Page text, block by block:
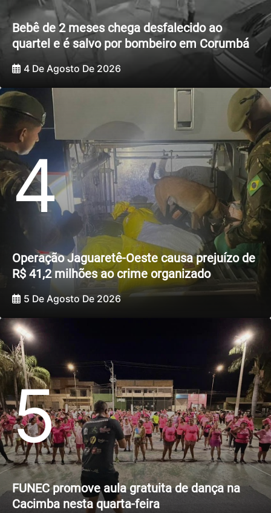
Bebê de 2 meses chega desfalecido ao
quartel e é salvo por bombeiro em Corumbá
4 De Agosto De 2026
4
Operação Jaguaretê-Oeste causa prejuízo de
R$ 41,2 milhões ao crime organizado
5 De Agosto De 2026
5
FUNEC promove aula gratuita de dança na
Cacimba nesta quarta-feira